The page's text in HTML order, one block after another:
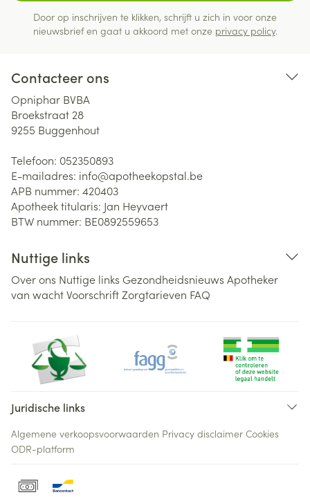
Door op inschrijven te klikken, schrijft u zich in voor onze
nieuwsbrief en gaat u akkoord met onze privacy policy.
Contacteer ons
Opniphar BVBA
Broekstraat 28
9255 Buggenhout
Telefoon: 052350893
E-mailadres: info@apotheekopstal.be
APB nummer: 420403
Apotheek titularis: Jan Heyvaert
BTW nummer: BE0892559653
Nuttige links
Over ons Nuttige links Gezondheidsnieuws Apotheker
van wachtVoorschriftZorgtarieven FAQ
Juridische links
Algemene verkoopsvoorwaarden Privacy disclaimer Cookies
ODR-platform